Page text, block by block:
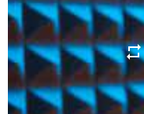
repeat